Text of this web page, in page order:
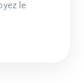
le